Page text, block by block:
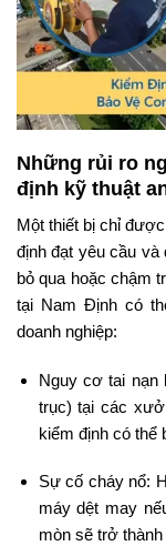
Những rủi ro
định kỹ thuật
Một thiết bị chỉ
định đạt yêu cầu
bỏ qua hoặc chậm
tại Nam Định có
doanh nghiệp:
Nguy cơ tai nạn
trục) tại các
kiểm định có thể
Sự cố cháy nổ:
máy dệt may
mòn sẽ trở